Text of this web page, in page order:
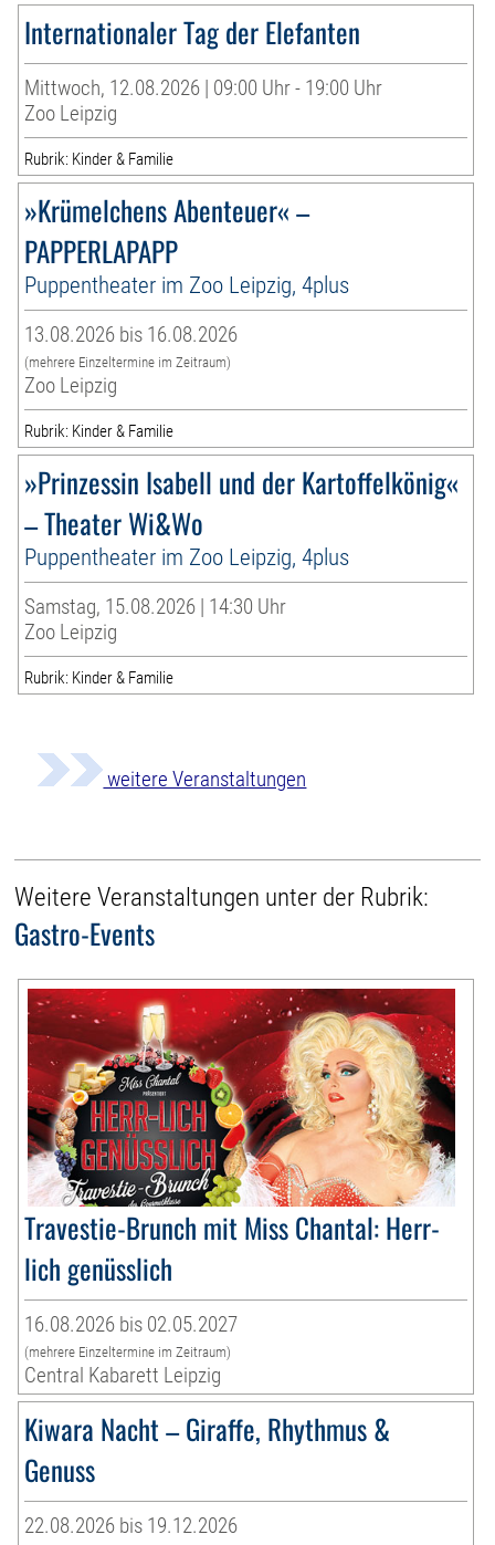
Internationaler Tag der Elefanten
Mittwoch, 12.08.2026 | 09:00 Uhr - 19:00 Uhr
Zoo Leipzig
Rubrik: Kinder & Familie
»Krümelchens Abenteuer« –
PAPPERLAPAPP
Puppentheater im Zoo Leipzig, 4plus
13.08.2026 bis 16.08.2026
(mehrere Einzeltermine im Zeitraum)
Zoo Leipzig
Rubrik: Kinder & Familie
»Prinzessin Isabell und der Kartoffelkönig«
– Theater Wi&Wo
Puppentheater im Zoo Leipzig, 4plus
Samstag, 15.08.2026 | 14:30 Uhr
Zoo Leipzig
Rubrik: Kinder & Familie
weitere Veranstaltungen
Weitere Veranstaltungen unter der Rubrik:
Gastro-Events
Travestie-Brunch mit Miss Chantal: Herr-
lich genüsslich
16.08.2026 bis 02.05.2027
(mehrere Einzeltermine im Zeitraum)
Central Kabarett Leipzig
Kiwara Nacht – Giraffe, Rhythmus &
Genuss
22.08.2026 bis 19.12.2026